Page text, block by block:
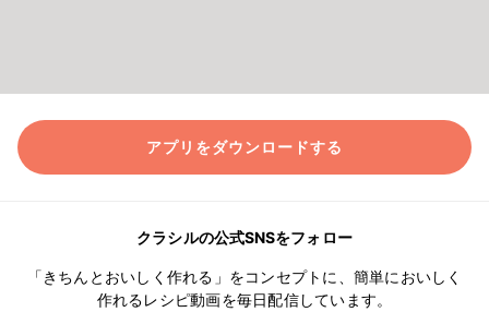
アプリをダウンロードする
クラシルの公式SNSをフォロー
「きちんとおいしく作れる」をコンセプトに、簡単においしく
作れるレシピ動画を毎日配信しています。